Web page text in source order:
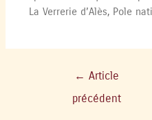
La Verrerie d’Alès, Pole
← Article
précédent